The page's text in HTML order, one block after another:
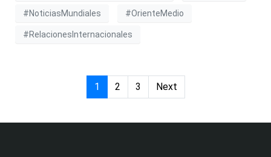
#NoticiasMundiales #OrienteMedio
#RelacionesInternacionales
1 2 3 Next